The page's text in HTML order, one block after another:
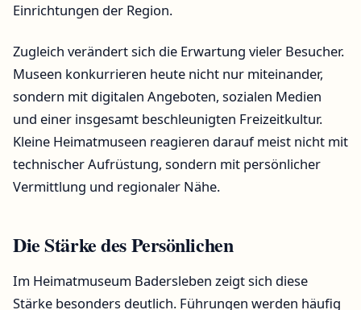
Einrichtungen der Region.
Zugleich verändert sich die Erwartung vieler Besucher.
Museen konkurrieren heute nicht nur miteinander,
sondern mit digitalen Angeboten, sozialen Medien
und einer insgesamt beschleunigten Freizeitkultur.
Kleine Heimatmuseen reagieren darauf meist nicht mit
technischer Aufrüstung, sondern mit persönlicher
Vermittlung und regionaler Nähe.
Die Stärke des Persönlichen
Im Heimatmuseum Badersleben zeigt sich diese
Stärke besonders deutlich. Führungen werden häufig